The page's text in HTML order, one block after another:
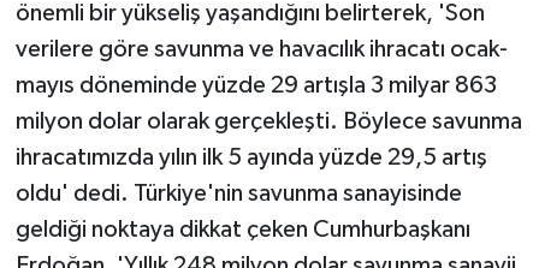
önemli bir yükseliş yaşandığını belirterek, 'Son
verilere göre savunma ve havacılık ihracatı ocak-
mayıs döneminde yüzde 29 artışla 3 milyar 863
milyon dolar olarak gerçekleşti. Böylece savunma
ihracatımızda yılın ilk 5 ayında yüzde 29,5 artış
oldu' dedi. Türkiye'nin savunma sanayisinde
geldiği noktaya dikkat çeken Cumhurbaşkanı